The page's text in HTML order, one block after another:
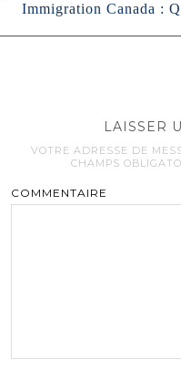
Immigration Canada :
LAISSER
VOTRE ADRESSE DE
CHAMPS
COMMENTAIRE